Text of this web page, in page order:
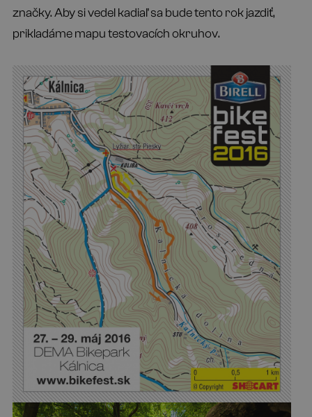
značky. Aby si vedel kadiaľ sa bude tento rok jazdiť,
prikladáme mapu testovacích okruhov.